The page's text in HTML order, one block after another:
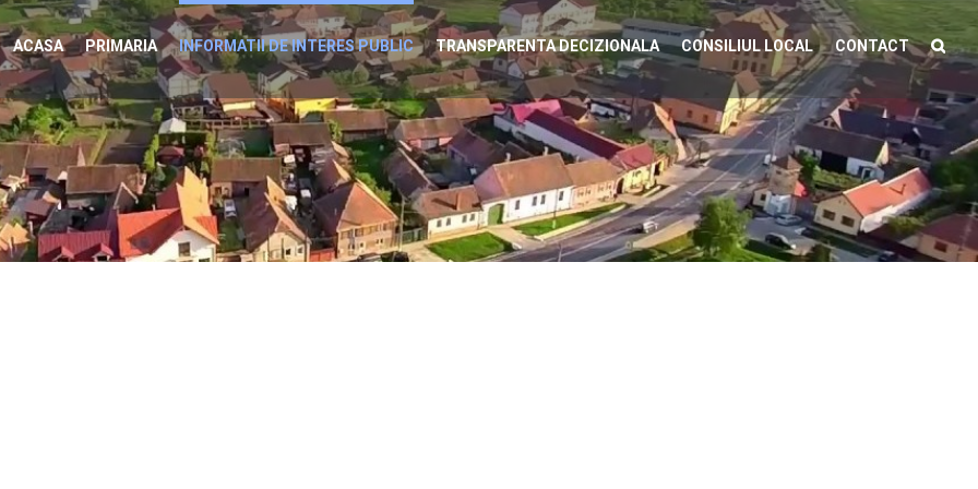
ACASA PRIMARIA INFORMATII DE INTERES PUBLIC TRANSPARENTA DECIZIONALA CONSILIUL LOCAL CONTACT